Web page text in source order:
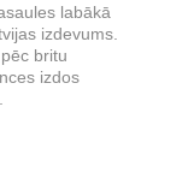
labākā
izdevums.
britu
izdos